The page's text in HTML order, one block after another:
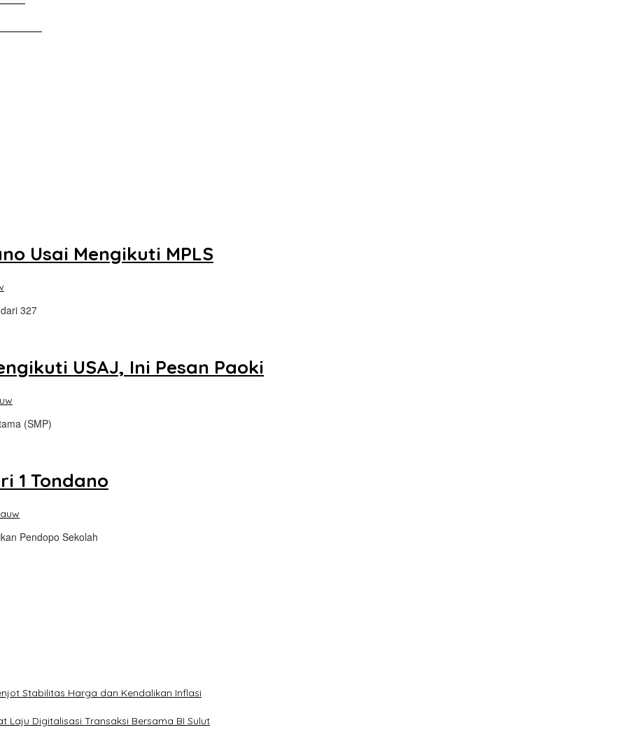
Usai Mengikuti MPLS
327
USAJ, Ini Pesan Paoki
(SMP)
1 Tondano
Pendopo Sekolah
Stabilitas Harga dan Kendalikan Inflasi
Laju Digitalisasi Transaksi Bersama BI Sulut